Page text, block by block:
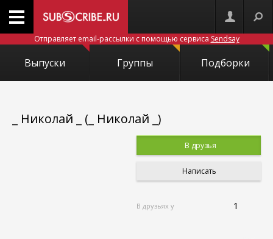
Отправляет email-рассылки с помощью сервиса Sendsay
Выпуски Группы Подборки
_ Николай _ (_ Николай _)
В друзья
Написать
В друзьях у 1